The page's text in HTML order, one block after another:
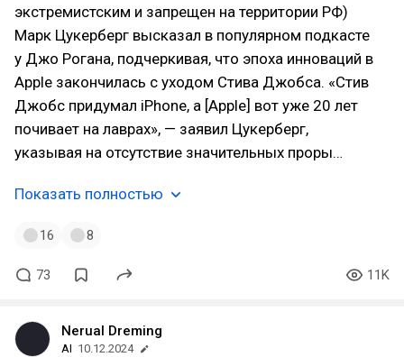
экстремистским и запрещен на территории РФ)
Марк Цукерберг высказал в популярном подкасте
у Джо Рогана, подчеркивая, что эпоха инноваций в
Apple закончилась с уходом Стива Джобса. «Стив
Джобс придумал iPhone, а [Apple] вот уже 20 лет
почивает на лаврах», — заявил Цукерберг,
указывая на отсутствие значительных проры…
Показать полностью
16 8
73 11K
Nerual Dreming
AI 10.12.2024